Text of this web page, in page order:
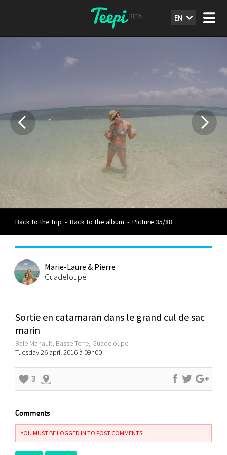
EN
Back to the trip - Back to the album - Picture 35/88
Marie-Laure & Pierre
Guadeloupe
Sortie en catamaran dans le grand cul de sac
marin
Baie Mahault, Basse-Terre, Guadeloupe
Tuesday 26 april 2016 à 09h00
3
Comments
YOU MUST BE LOGGED IN TO POST COMMENTS